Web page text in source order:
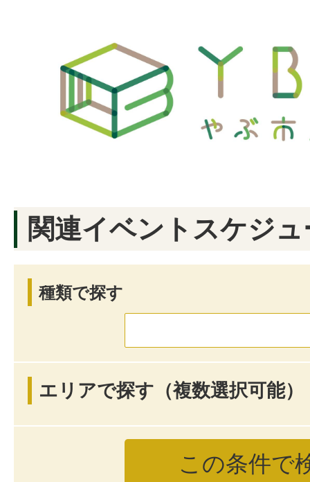
関連イベントスケジ
種類で探す
エリアで探す（複数選択可能）